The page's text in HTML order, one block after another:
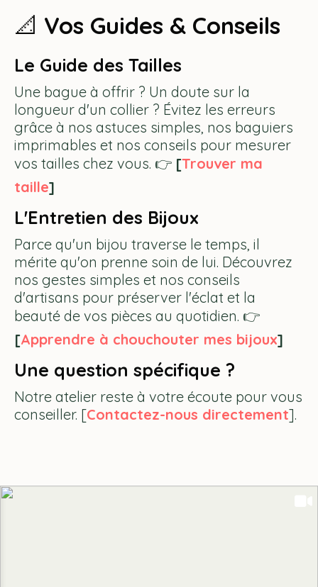
📐 Vos Guides & Conseils
Le Guide des Tailles
Une bague à offrir ? Un doute sur la
longueur d'un collier ? Évitez les erreurs
grâce à nos astuces simples, nos baguiers
imprimables et nos conseils pour mesurer
vos tailles chez vous. 👉 [Trouver ma
taille]
L'Entretien des Bijoux
Parce qu'un bijou traverse le temps, il
mérite qu'on prenne soin de lui. Découvrez
nos gestes simples et nos conseils
d'artisans pour préserver l'éclat et la
beauté de vos pièces au quotidien. 👉
[Apprendre à chouchouter mes bijoux]
Une question spécifique ?
Notre atelier reste à votre écoute pour vous
conseiller. [Contactez-nous directement].